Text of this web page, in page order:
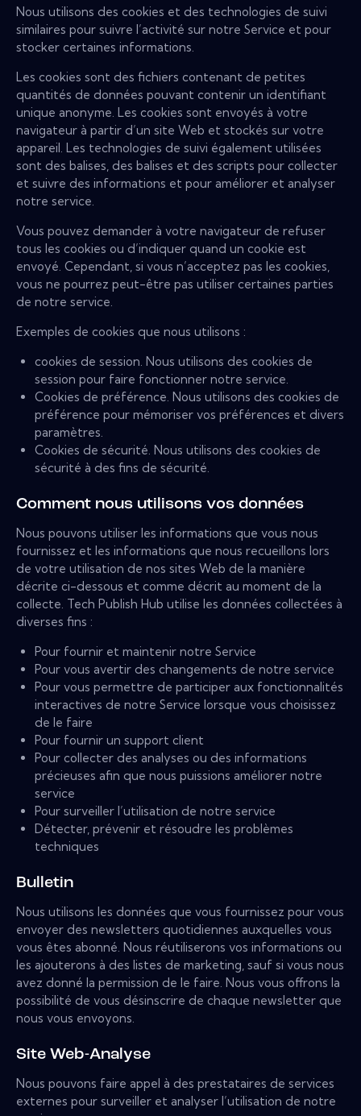
Nous utilisons des cookies et des technologies de suivi
similaires pour suivre l’activité sur notre Service et pour
stocker certaines informations.
Les cookies sont des fichiers contenant de petites
quantités de données pouvant contenir un identifiant
unique anonyme. Les cookies sont envoyés à votre
navigateur à partir d’un site Web et stockés sur votre
appareil. Les technologies de suivi également utilisées
sont des balises, des balises et des scripts pour collecter
et suivre des informations et pour améliorer et analyser
notre service.
Vous pouvez demander à votre navigateur de refuser
tous les cookies ou d’indiquer quand un cookie est
envoyé. Cependant, si vous n’acceptez pas les cookies,
vous ne pourrez peut-être pas utiliser certaines parties
de notre service.
Exemples de cookies que nous utilisons :
cookies de session. Nous utilisons des cookies de
session pour faire fonctionner notre service.
Cookies de préférence. Nous utilisons des cookies de
préférence pour mémoriser vos préférences et divers
paramètres.
Cookies de sécurité. Nous utilisons des cookies de
sécurité à des fins de sécurité.
Comment nous utilisons vos données
Nous pouvons utiliser les informations que vous nous
fournissez et les informations que nous recueillons lors
de votre utilisation de nos sites Web de la manière
décrite ci-dessous et comme décrit au moment de la
collecte. Tech Publish Hub utilise les données collectées à
diverses fins :
Pour fournir et maintenir notre Service
Pour vous avertir des changements de notre service
Pour vous permettre de participer aux fonctionnalités
interactives de notre Service lorsque vous choisissez
de le faire
Pour fournir un support client
Pour collecter des analyses ou des informations
précieuses afin que nous puissions améliorer notre
service
Pour surveiller l’utilisation de notre service
Détecter, prévenir et résoudre les problèmes
techniques
Bulletin
Nous utilisons les données que vous fournissez pour vous
envoyer des newsletters quotidiennes auxquelles vous
vous êtes abonné. Nous réutiliserons vos informations ou
les ajouterons à des listes de marketing, sauf si vous nous
avez donné la permission de le faire. Nous vous offrons la
possibilité de vous désinscrire de chaque newsletter que
nous vous envoyons.
Site Web-Analyse
Nous pouvons faire appel à des prestataires de services
externes pour surveiller et analyser l’utilisation de notre